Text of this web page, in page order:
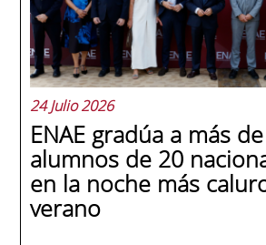
24 Julio 2026
ENAE gradúa a más
alumnos de 20
en la noche más
verano